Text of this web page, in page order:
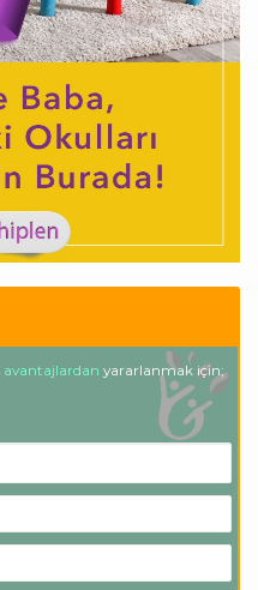
avantajlardan yararlanmak için;